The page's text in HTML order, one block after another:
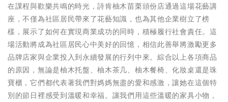
在課程與歡樂共鳴的時光，詩肯柚木苗栗頭份店通過這場花藝講
座，不僅為社區居民帶來了花藝知識，也為其他企業樹立了榜
樣，展示了如何在實現商業成功的同時，積極履行社會責任。這
場活動將成為社區居民心中美好的回憶，相信此善舉將激勵更多
品牌店家與企業投入到永續發展的行列中來。綜合以上各項商品
的原因，無論是柚木托盤、柚木茶几、柚木餐椅、化妝桌還是珠
寶櫃，它們都代表著我們對媽媽無盡的愛和感激，讓她在這個特
別的節日裡感受到溫暖和幸福。讓我們用這些溫暖的家具小物，